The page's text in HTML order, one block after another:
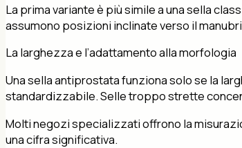
La prima variante è più simile a una sella
assumono posizioni inclinate verso il
La larghezza e l’adattamento alla morfologia
Una sella antiprostata funziona solo se la
standardizzabile. Selle troppo strette
Molti negozi specializzati offrono la
una cifra significativa.